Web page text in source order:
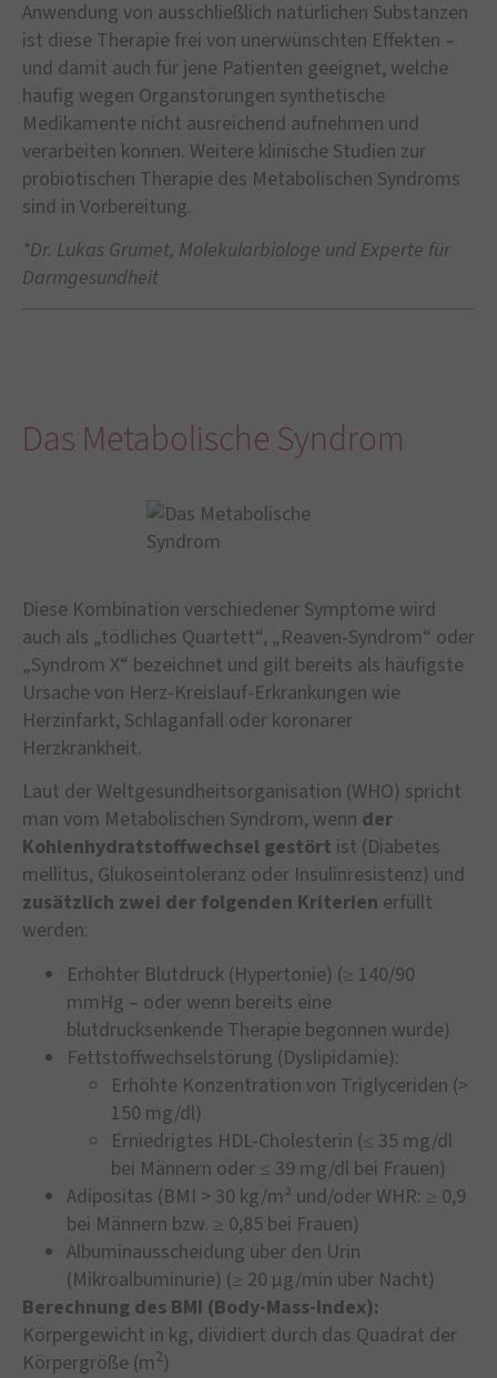
Anwendung von ausschließlich natürlichen Substanzen
ist diese Therapie frei von unerwünschten Effekten –
und damit auch für jene Patienten geeignet, welche
häufig wegen Organstörungen synthetische
Medikamente nicht ausreichend aufnehmen und
verarbeiten können. Weitere klinische Studien zur
probiotischen Therapie des Metabolischen Syndroms
sind in Vorbereitung.
*Dr. Lukas Grumet, Molekularbiologe und Experte für
Darmgesundheit
Das Metabolische Syndrom
Diese Kombination verschiedener Symptome wird
auch als „tödliches Quartett“, „Reaven-Syndrom“ oder
„Syndrom X“ bezeichnet und gilt bereits als häufigste
Ursache von Herz-Kreislauf-Erkrankungen wie
Herzinfarkt, Schlaganfall oder koronarer
Herzkrankheit.
Laut der Weltgesundheitsorganisation (WHO) spricht
man vom Metabolischen Syndrom, wenn der
Kohlenhydratstoffwechsel gestört ist (Diabetes
mellitus, Glukoseintoleranz oder Insulinresistenz) und
zusätzlich zwei der folgenden Kriterien erfüllt
werden:
Erhöhter Blutdruck (Hypertonie) (≥ 140/90
mmHg – oder wenn bereits eine
blutdrucksenkende Therapie begonnen wurde)
Fettstoffwechselstörung (Dyslipidämie):
Erhöhte Konzentration von Triglyceriden (>
150 mg/dl)
Erniedrigtes HDL-Cholesterin (≤ 35 mg/dl
bei Männern oder ≤ 39 mg/dl bei Frauen)
Adipositas (BMI > 30 kg/m² und/oder WHR: ≥ 0,9
bei Männern bzw. ≥ 0,85 bei Frauen)
Albuminausscheidung über den Urin
(Mikroalbuminurie) (≥ 20 µg/min über Nacht)
Berechnung des BMI (Body-Mass-Index):
Körpergewicht in kg, dividiert durch das Quadrat der
Körpergröße (m2)